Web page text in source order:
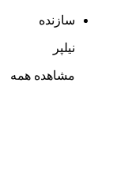
سازنده
نیلپر
مشاهده همه